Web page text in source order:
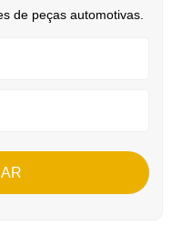
de peças automotivas.